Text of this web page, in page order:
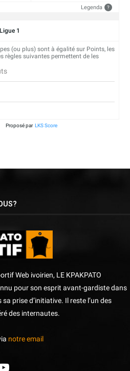
Legenda ?
1
(ou plus) sont à égalité sur Points, les
règles suivantes permettent de les
Proposé par LKS Score
Web ivoirien, LE KPAKPATO
pour son esprit avant-gardiste dans
sa prise d’initiative. Il reste l’un des
des internautes.
notre email